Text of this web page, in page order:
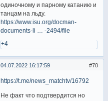
одиночному и парному катанию и
танцам на льду.
https://www.isu.org/docman-
documents-li … -2494/file
+4
70
04.07.2022 16:17:59
https://t.me/news_matchtv/16792
Не факт что подтвердится но